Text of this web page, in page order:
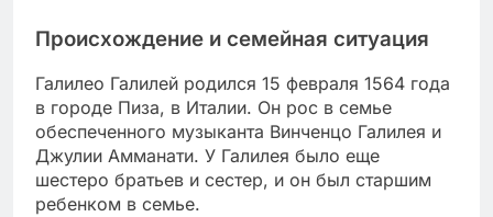
Происхождение и семейная ситуация
Галилео Галилей родился 15 февраля 1564 года
в городе Пиза, в Италии. Он рос в семье
обеспеченного музыканта Винченцо Галилея и
Джулии Амманати. У Галилея было еще
шестеро братьев и сестер, и он был старшим
ребенком в семье.